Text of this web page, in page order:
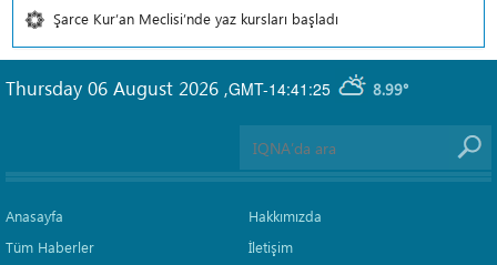
Şarce Kur’an Meclisi’nde yaz kursları başladı
GMT-14:41:25 8.99°
Thursday 06 August 2026 ,
Anasayfa
Tüm Haberler
Hakkımızda
İletişim